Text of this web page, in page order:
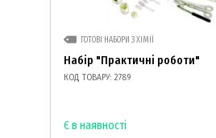
ГОТОВІ НАБОРИ З ХІМІЇ
Набір "Практичні роботи"
КОД ТОВАРУ: 2789
Є в наявності